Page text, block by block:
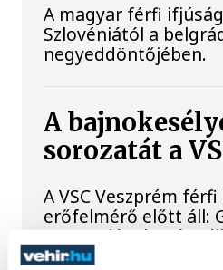
A magyar férfi
Szlovéniától a
negyeddöntőjében.
A
sorozatát a
A VSC Veszprém
erőfelmérő előtt áll:
csoportjának
Bányász FC vendége